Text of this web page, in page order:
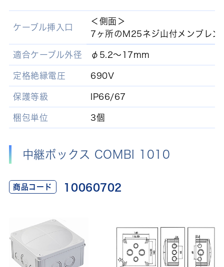
ケーブル挿入口
＜側面＞
7ヶ所のM25ネジ山付メンブレン
適合ケーブル外径 φ5.2～17mm
定格絶縁電圧 690V
保護等級 IP66/67
梱包単位 3個
中継ボックス COMBI 1010
商品コード 10060702